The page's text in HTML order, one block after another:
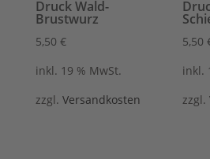
Druck Wald-
Brustwurz
5,50 €
inkl. 19 % MwSt.
zzgl. Versandkosten
5,50
inkl.
zzgl.